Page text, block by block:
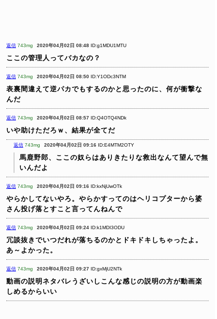
返信 743mg 2020年04月02日 08:48 ID:g1MDU1MTU
ここの管理人ってバカなの？
返信 743mg 2020年04月02日 08:50 ID:Y1ODc3NTM
表裏間違えて逆パカでもするのかと思ったのに、何が衝撃な
んだ
返信 743mg 2020年04月02日 08:57 ID:Q4OTQ4NDk
いや助けただろｗ、結果が全てだ
返信 743mg 2020年04月02日 09:16 ID:E4MTM2OTY
馬鹿野郎、ここの奴らはありきたりな救出なんて望んで無
いんだよ
返信 743mg 2020年04月02日 09:16 ID:kxNjUwOTk
やらかしてないやろ。やらかすってのはヘリコプターから婆
さん投げ落とすこと言ってんねんで
返信 743mg 2020年04月02日 09:24 ID:k1MDI3ODU
冗談抜きでいつだれが落ちるのかとドキドキしちゃったよ。
あ～よかった。
返信 743mg 2020年04月02日 09:27 ID:gxMjU2NTk
動画の説明ネタバレうざいしこんな感じの説明の方が動画楽
しめるからいい